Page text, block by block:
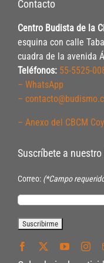
Contacto
Centro Budista de la
esquina con calle
cuadra de la avenida
Teléfonos: 55-5525-
– WhatsApp
–
– Anexo del CBCM
Suscríbete a
Correo: (*Campo